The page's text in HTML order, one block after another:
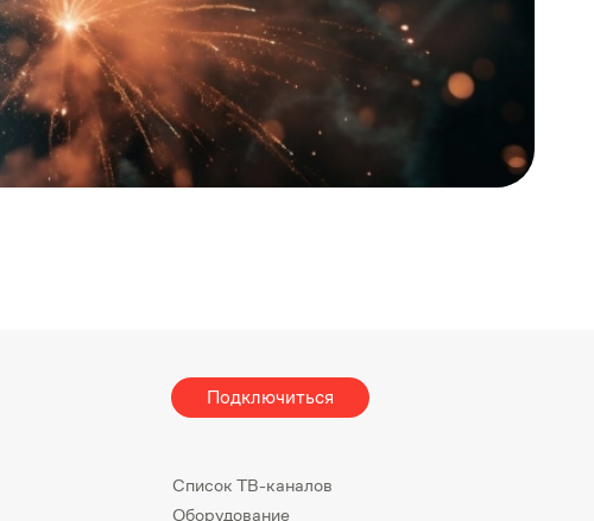
Подключиться
Список ТВ-каналов
Оборудование